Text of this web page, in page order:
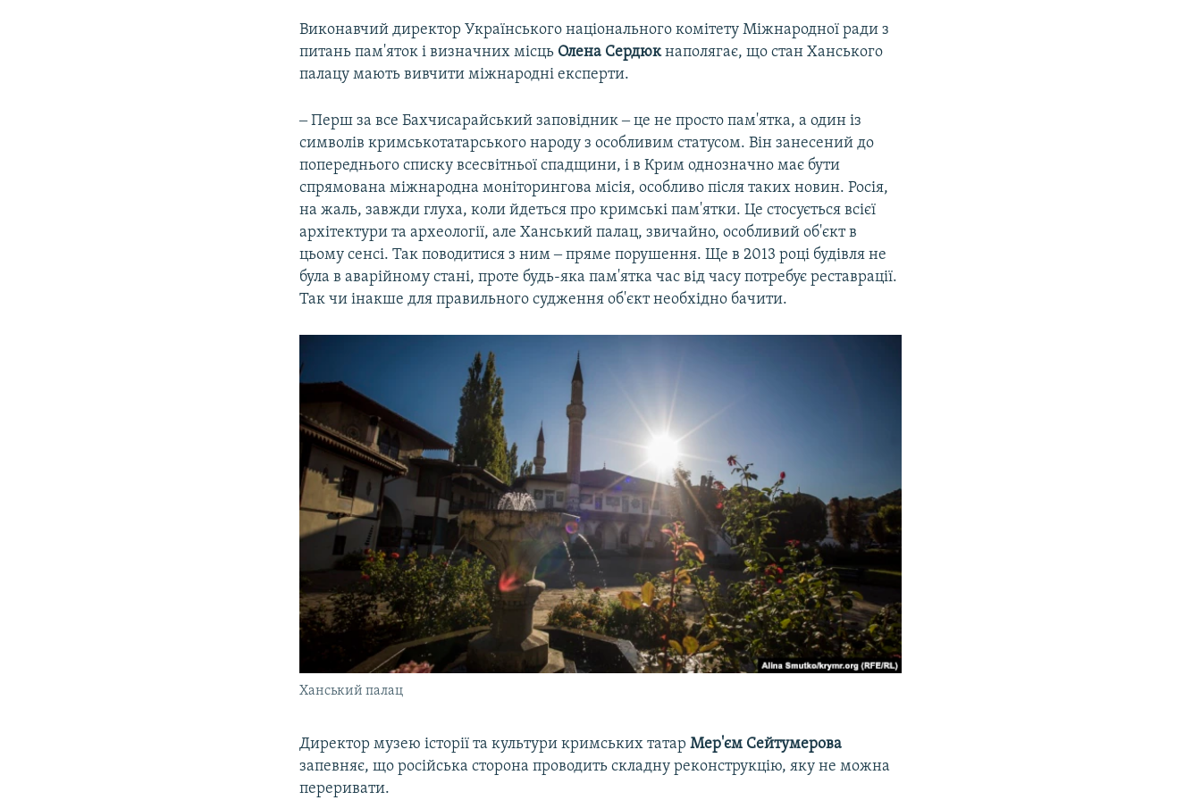
​Виконавчий директор Українського національного комітету Міжнародної ради з
питань пам'яток і визначних місць Олена Сердюкнаполягає, що стан Ханського
палацу мають вивчити міжнародні експерти.
‒ Перш за все Бахчисарайський заповідник ‒ це не просто пам'ятка, а один із
символів кримськотатарського народу з особливим статусом. Він занесений до
попереднього списку всесвітньої спадщини, і в Крим однозначно має бути
спрямована міжнародна моніторингова місія, особливо після таких новин. Росія,
на жаль, завжди глуха, коли йдеться про кримські пам'ятки. Це стосується всієї
архітектури та археології, але Ханський палац, звичайно, особливий об'єкт в
цьому сенсі. Так поводитися з ним ‒ пряме порушення. Ще в 2013 році будівля не
була в аварійному стані, проте будь-яка пам'ятка час від часу потребує реставрації.
Так чи інакше для правильного судження об'єкт необхідно бачити.
Ханський палац
​Директор музею історії та культури кримських татарМер'єм Сейтумерова
запевняє, що російська сторона проводить складну реконструкцію, яку не можна
переривати.